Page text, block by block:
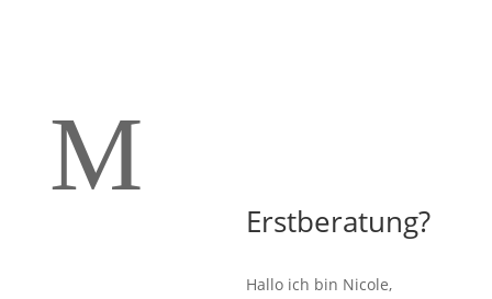
M
Erstberatung?
Hallo ich bin Nicole,